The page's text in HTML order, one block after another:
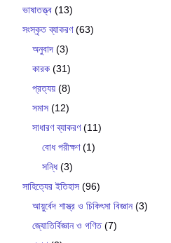
ভাষাতত্ত্ব (13)
সংস্কৃত ব্যাকরণ(63)
অনুবাদ (3)
কারক (31)
প্রত্যয় (8)
সমাস (12)
সাধারণ ব্যাকরণ(11)
বোধ পরীক্ষণ(1)
সন্ধি(3)
সাহিত্যের ইতিহাস (96)
আয়ুর্বেদ শাস্ত্র ও চিকিৎসা বিজ্ঞান(3)
জ্যোতির্বিজ্ঞান ও গণিত(7)